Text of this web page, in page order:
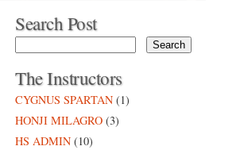
Search Post
The Instructors
CYGNUS SPARTAN (1)
HONJI MILAGRO (3)
HS ADMIN (10)